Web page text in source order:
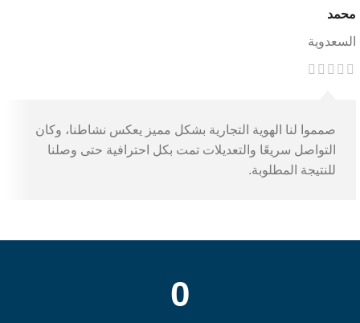
محمد
السعدوية
صمموا لنا الهوية التجارية بشكل مميز يعكس نشاطنا، وكان
التواصل سريعًا والتعديلات تمت بكل احترافية حتى وصلنا
للنتيجة المطلوبة.
0